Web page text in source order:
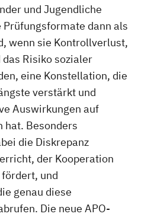
und Jugendliche
dann als
wenn sie Kontrollverlust,
Risiko sozialer
eine Konstellation, die
verstärkt und
Auswirkungen auf
hat. Besonders
die Diskrepanz
der Kooperation
und
genau diese
Die neue APO-